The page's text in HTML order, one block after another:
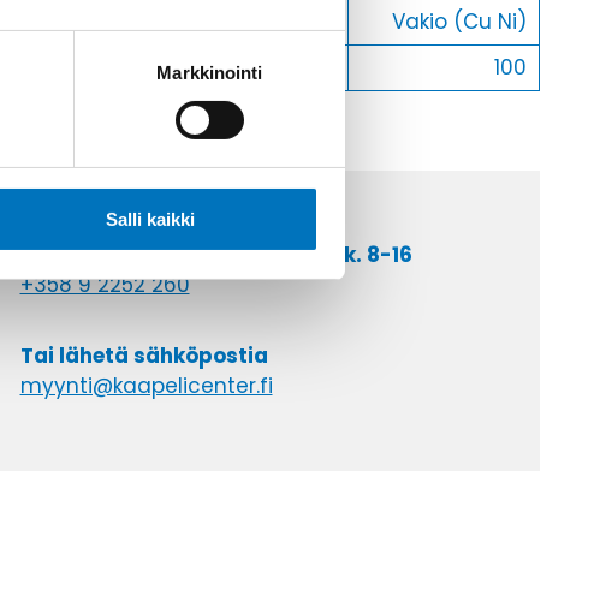
Markkinointi
Salli kaikki
Vakio (Cu Ni)
Myyntierä
100
Soita asiakaspalveluumme ark. 8-16
+358 9 2252 260
Tai lähetä sähköpostia
myynti@kaapelicenter.fi